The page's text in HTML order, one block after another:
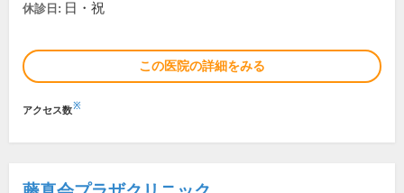
休診日: 日・祝
この医院の詳細をみる
アクセス数※